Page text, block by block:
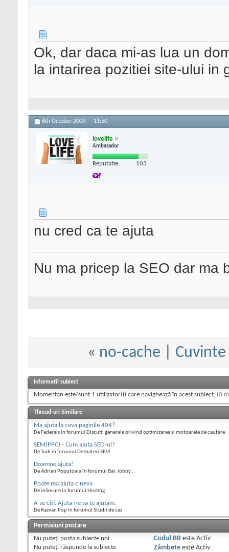
Ok, dar daca mi-as lua un
la intarirea pozitiei site-ului in
6th October 2009, 11:50
lovelife
Ambasador
Reputatie: 103
nu cred ca te ajuta
Nu ma pricep la SEO dar ma
« no-cache
Informații subiect
Momentan este/sunt 1 utilizator(i) care navighează în acest subiect. (0
Thread-uri Similare
Ma ajuta la ceva paginile 404?
De Federals în forumul Discutii generale privind optimizarea si motoarele de cautare
SEM(PPC) - Cum ajuta SEO-ul?
De Tudi în forumul Dezbateri SEM
Doamne ajuta!
De Adrian Poputoaia în forumul Bar, lobby...
Poate ma ajuta cineva
De inSecure în forumul Hosting
A se citi. Ajuta-ne sa te ajutam.
De Razvan Pop în forumul Studii de caz
Permisiuni postare
Nu puteţi posta subiecte noi.
Nu puteţi răspunde la subiecte
Codul BBeste Activ
Zâmbeteeste Activ